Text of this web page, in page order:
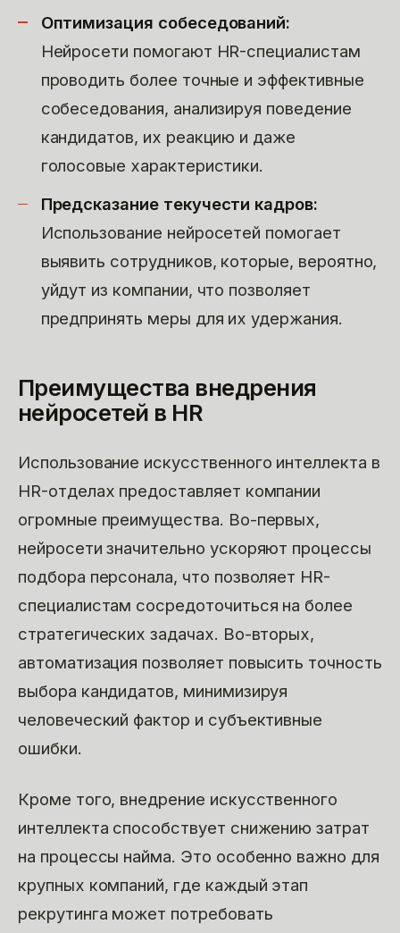
Оптимизация собеседований:
Нейросети помогают HR-специалистам
проводить более точные и эффективные
собеседования, анализируя поведение
кандидатов, их реакцию и даже
голосовые характеристики.
Предсказание текучести кадров:
Использование нейросетей помогает
выявить сотрудников, которые, вероятно,
уйдут из компании, что позволяет
предпринять меры для их удержания.
Преимущества внедрения
нейросетей в HR
Использование искусственного интеллекта в
HR-отделах предоставляет компании
огромные преимущества. Во-первых,
нейросети значительно ускоряют процессы
подбора персонала, что позволяет HR-
специалистам сосредоточиться на более
стратегических задачах. Во-вторых,
автоматизация позволяет повысить точность
выбора кандидатов, минимизируя
человеческий фактор и субъективные
ошибки.
Кроме того, внедрение искусственного
интеллекта способствует снижению затрат
на процессы найма. Это особенно важно для
крупных компаний, где каждый этап
рекрутинга может потребовать